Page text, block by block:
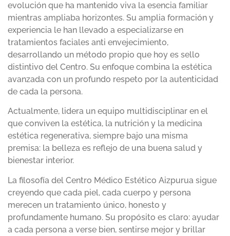
evolución que ha mantenido viva la esencia familiar
mientras ampliaba horizontes. Su amplia formación y
experiencia le han llevado a especializarse en
tratamientos faciales anti envejecimiento,
desarrollando un método propio que hoy es sello
distintivo del Centro. Su enfoque combina la estética
avanzada con un profundo respeto por la autenticidad
de cada la persona.
Actualmente, lidera un equipo multidisciplinar en el
que conviven la estética, la nutrición y la medicina
estética regenerativa, siempre bajo una misma
premisa: la belleza es reflejo de una buena salud y
bienestar interior.
La filosofía del Centro Médico Estético Aizpurua sigue
creyendo que cada piel, cada cuerpo y persona
merecen un tratamiento único, honesto y
profundamente humano. Su propósito es claro: ayudar
a cada persona a verse bien, sentirse mejor y brillar